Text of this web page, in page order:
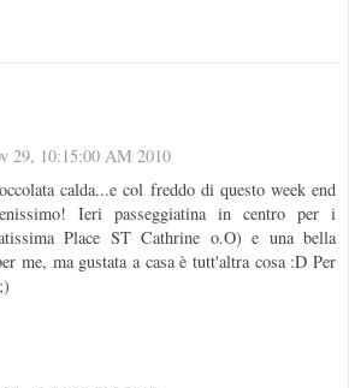
29, 10:15:00 AM 2010
calda...e col freddo di questo week end
Ieri passeggiatina in centro per i
Place ST Cathrine o.O) e una bella
me, ma gustata a casa è tutt'altra cosa :D Per